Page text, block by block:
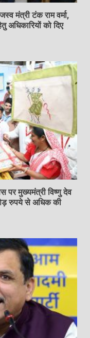
मंत्री टंक राम वर्मा,
अधिकारियों को दिए
पर मुख्यमंत्री विष्णु देव
रुपये से अधिक की